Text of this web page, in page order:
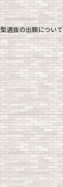
選抜の出願について